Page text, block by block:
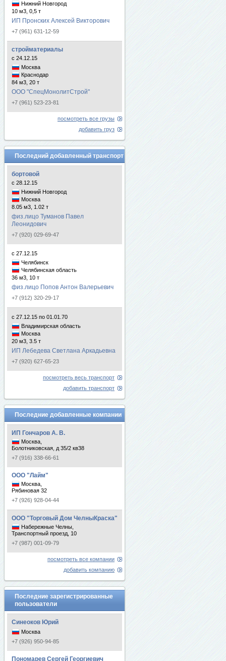
Нижний Новгород
10 м3, 0,5 т
ИП Пронских Алексей Викторович
+7 (961) 631-12-59
стройматериалы
с 24.12.15
Москва
Краснодар
84 м3, 20 т
ООО "СпецМонолитСтрой"
+7 (961) 523-23-81
посмотреть все грузы
добавить груз
Последний добавленный транспорт
бортовой
с 28.12.15
Нижний Новгород
Москва
8.05 м3, 1.02 т
физ.лицо Туманов Павел
Леонидович
+7 (920) 029-69-47
с 27.12.15
Челябинск
Челябинская область
36 м3, 10 т
физ.лицо Попов Антон Валерьевич
+7 (912) 320-29-17
с 27.12.15 по 01.01.70
Владимирская область
Москва
20 м3, 3.5 т
ИП Лебедева Светлана Аркадьевна
+7 (920) 627-65-23
посмотреть весь транспорт
добавить транспорт
Последние добавленные компании
ИП Гончаров А. В.
Москва,
Болотниковская, д 35/2 кв38
+7 (916) 338-66-61
ООО "Лайм"
Москва,
Рябиновая 32
+7 (926) 928-04-44
ООО "Торговый Дом ЧелныКраска"
Набережные Челны,
Транспортный проезд, 10
+7 (987) 001-09-79
посмотреть все компании
добавить компанию
Последние зарегистрированные
пользователи
Синеоков Юрий
Москва
+7 (926) 950-94-85
Пономарев Сергей Георгиевич